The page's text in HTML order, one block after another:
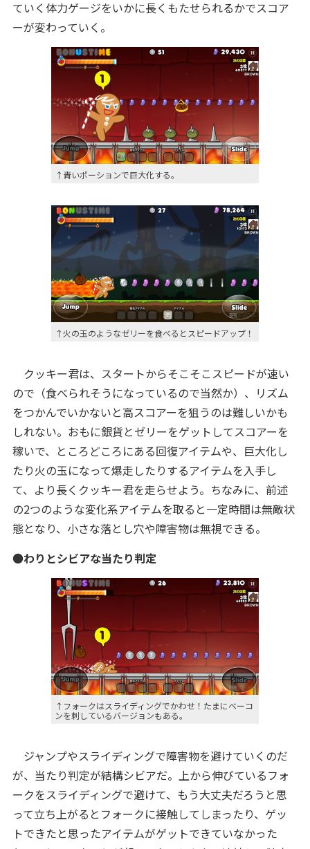
ていく体力ゲージをいかに長くもたせられるかでスコア
ーが変わっていく。
↑青いポーションで巨大化する。
↑火の玉のようなゼリーを食べるとスピードアップ！
クッキー君は、スタートからそこそこスピードが速い
ので（食べられそうになっているので当然か）、リズム
をつかんでいかないと高スコアーを狙うのは難しいかも
しれない。おもに銀貨とゼリーをゲットしてスコアーを
稼いで、ところどころにある回復アイテムや、巨大化し
たり火の玉になって爆走したりするアイテムを入手し
て、より長くクッキー君を走らせよう。ちなみに、前述
の2つのような変化系アイテムを取ると一定時間は無敵状
態となり、小さな落とし穴や障害物は無視できる。
●わりとシビアな当たり判定
↑フォークはスライディングでかわせ！たまにベーコ
ンを刺しているバージョンもある。
ジャンプやスライディングで障害物を避けていくのだ
が、当たり判定が結構シビアだ。上から伸びているフォ
ークをスライディングで避けて、もう大丈夫だろうと思
って立ち上がるとフォークに接触してしまったり、ゲッ
トできたと思ったアイテムがゲットできていなかった